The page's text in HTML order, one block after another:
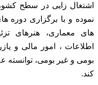
اشتغال زایی در سطح
نموده و با برگزاری دوره
های معماری، هنرهای
اطلاعات ، امور مالی و
بومی و غیر بومی، توانسته
کند.